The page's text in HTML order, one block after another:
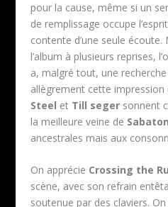
pour la cause, même si un
de remplissage occupe
contente d’une seule
l’album à plusieurs reprises,
a, malgré tout, une
allègrement cette impression
Steel et Till segersonnent
la meilleure veine de Sabaton
ancestrales mais aux
On apprécie Crossing the
scène, avec son refrain
soutenue par des claviers.